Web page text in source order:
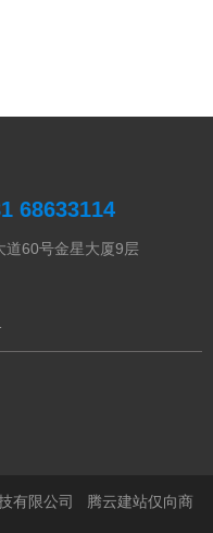
68633114
道60号金星大厦9层
有限公司
腾云建站仅向商